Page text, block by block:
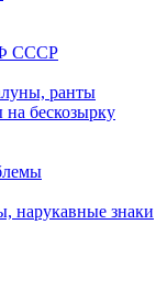
СССР
ранты
бескозырку
нарукавные знаки